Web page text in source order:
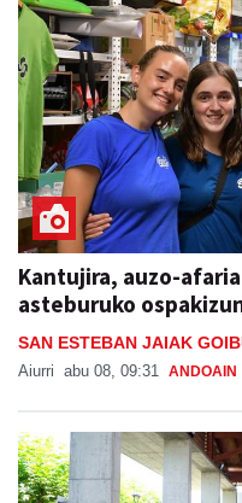
Kantujira, auzo-
asteburuko
SAN ESTEBAN JAIAK
Aiurri abu 08, 09:31 ANDOAIN